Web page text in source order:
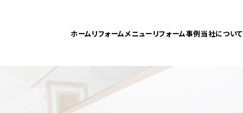
ホームリフォームメニューリフォーム事例当社について